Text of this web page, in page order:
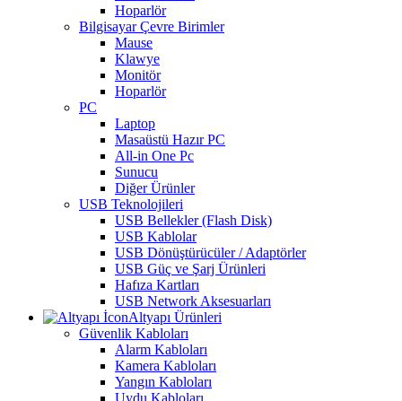
Hoparlör
Bilgisayar Çevre Birimler
Mause
Klawye
Monitör
Hoparlör
PC
Laptop
Masaüstü Hazır PC
All-in One Pc
Sunucu
Diğer Ürünler
USB Teknolojileri
USB Bellekler (Flash Disk)
USB Kablolar
USB Dönüştürücüler / Adaptörler
USB Güç ve Şarj Ürünleri
Hafıza Kartları
USB Network Aksesuarları
Altyapı Ürünleri
Güvenlik Kabloları
Alarm Kabloları
Kamera Kabloları
Yangın Kabloları
Uydu Kabloları